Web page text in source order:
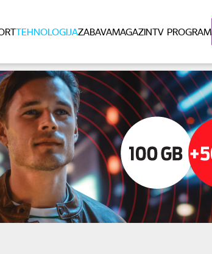
TEHNOLOGIJAZABAVAMAGAZINTV PROGRAM